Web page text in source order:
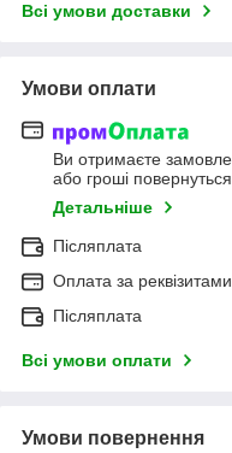
Всі умови доставки
Умови оплати
Ви отримаєте
або гроші
Детальніше
Післяплата
Оплата за реквізитами
Післяплата
Всі умови оплати
Умови повернення